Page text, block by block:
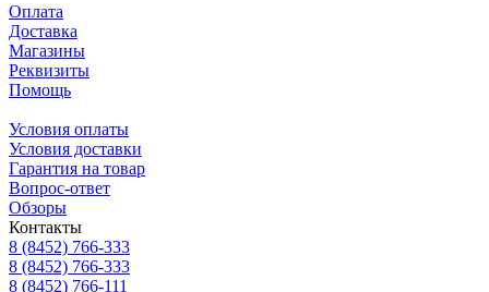
Оплата
Доставка
Магазины
Реквизиты
Помощь
Условия оплаты
Условия доставки
Гарантия на товар
Вопрос-ответ
Обзоры
Контакты
8 (8452) 766-333
8 (8452) 766-333
8 (8452) 766-111